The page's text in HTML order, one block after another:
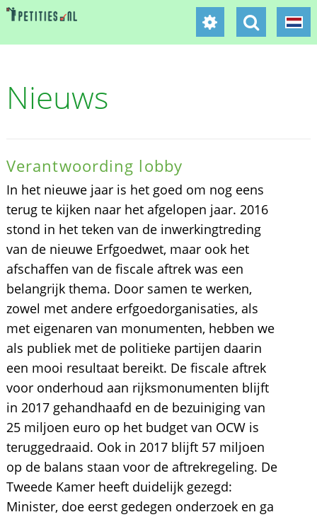
Nieuws
Verantwoording lobby
In het nieuwe jaar is het goed om nog eens
terug te kijken naar het afgelopen jaar. 2016
stond in het teken van de inwerkingtreding
van de nieuwe Erfgoedwet, maar ook het
afschaffen van de fiscale aftrek was een
belangrijk thema. Door samen te werken,
zowel met andere erfgoedorganisaties, als
met eigenaren van monumenten, hebben we
als publiek met de politieke partijen daarin
een mooi resultaat bereikt. De fiscale aftrek
voor onderhoud aan rijksmonumenten blijft
in 2017 gehandhaafd en de bezuiniging van
25 miljoen euro op het budget van OCW is
teruggedraaid. Ook in 2017 blijft 57 miljoen
op de balans staan voor de aftrekregeling. De
Tweede Kamer heeft duidelijk gezegd:
Minister, doe eerst gedegen onderzoek en ga